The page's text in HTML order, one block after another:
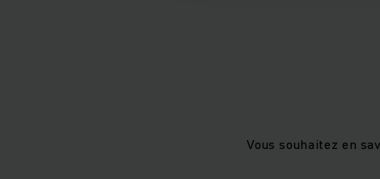
Vous souhaitez en